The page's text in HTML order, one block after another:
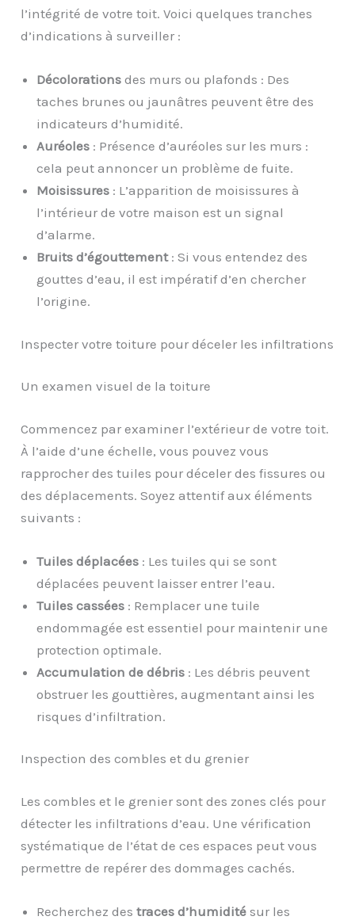
l’intégrité de votre toit. Voici quelques tranches
d’indications à surveiller :
Décolorations des murs ou plafonds : Des
taches brunes ou jaunâtres peuvent être des
indicateurs d’humidité.
Auréoles : Présence d’auréoles sur les murs :
cela peut annoncer un problème de fuite.
Moisissures : L’apparition de moisissures à
l’intérieur de votre maison est un signal
d’alarme.
Bruits d’égouttement: Si vous entendez des
gouttes d’eau, il est impératif d’en chercher
l’origine.
Inspecter votre toiture pour déceler les infiltrations
Un examen visuel de la toiture
Commencez par examiner l’extérieur de votre toit.
À l’aide d’une échelle, vous pouvez vous
rapprocher des tuiles pour déceler des fissures ou
des déplacements. Soyez attentif aux éléments
suivants :
Tuiles déplacées : Les tuiles qui se sont
déplacées peuvent laisser entrer l’eau.
Tuiles cassées : Remplacer une tuile
endommagée est essentiel pour maintenir une
protection optimale.
Accumulation de débris : Les débris peuvent
obstruer les gouttières, augmentant ainsi les
risques d’infiltration.
Inspection des combles et du grenier
Les combles et le grenier sont des zones clés pour
détecter les infiltrations d’eau. Une vérification
systématique de l’état de ces espaces peut vous
permettre de repérer des dommages cachés.
Recherchez destraces d’humidité sur les